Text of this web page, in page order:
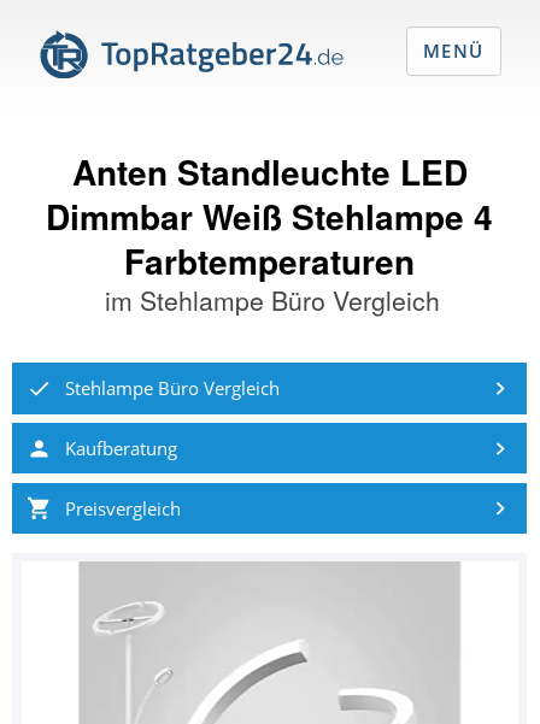
Anten Standleuchte LED
Dimmbar Weiß Stehlampe 4
Farbtemperaturen
im Stehlampe Büro Vergleich
Stehlampe Büro Vergleich
Kaufberatung
Preisvergleich
MENÜ